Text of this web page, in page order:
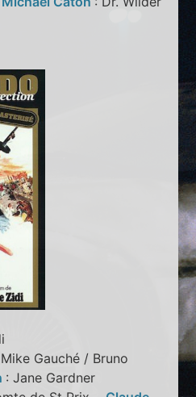
Gauché / Bruno
: Jane Gardner